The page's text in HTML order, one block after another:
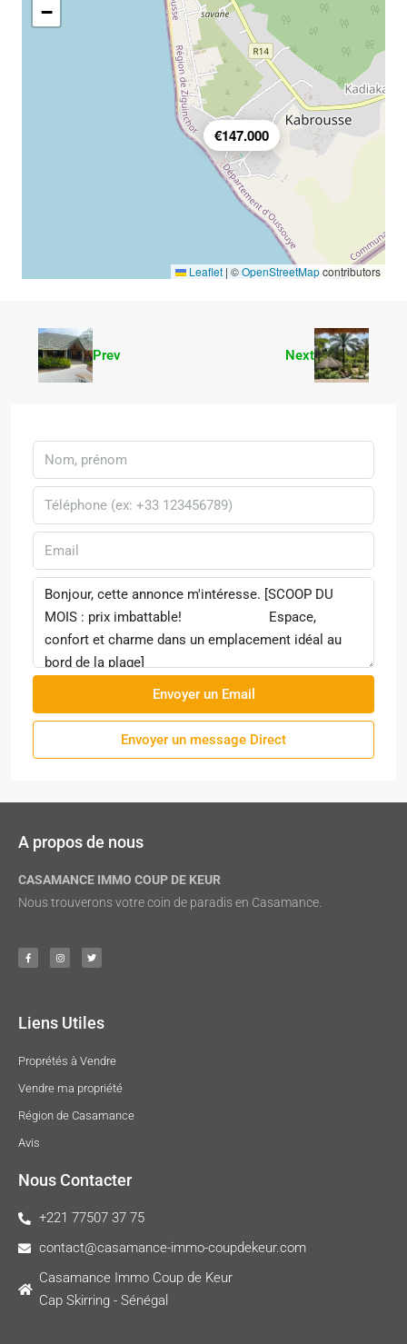
€147.000
−
Leaflet | ©OpenStreetMapcontributors
Prev Next
Envoyer un Email
Envoyer un message Direct
A propos de nous
CASAMANCE IMMO COUP DE KEUR
Nous trouverons votre coin de paradis en Casamance.
Liens Utiles
Proprétés à Vendre
Vendre ma propriété
Région de Casamance
Avis
Nous Contacter
+221 77507 37 75
contact@casamance-immo-coupdekeur.com
Casamance Immo Coup de Keur
Cap Skirring - Sénégal